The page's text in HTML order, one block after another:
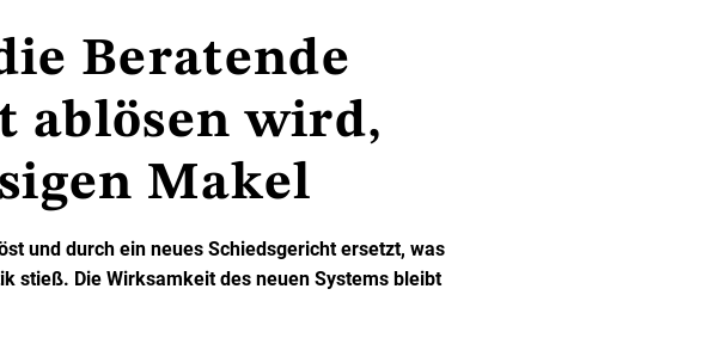
Beratende
ablösen wird,
Makel
und durch ein neues Schiedsgericht ersetzt, was
stieß. Die Wirksamkeit des neuen Systems bleibt